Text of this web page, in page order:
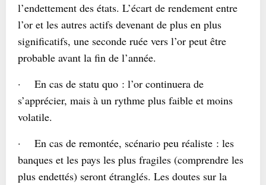
l’endettement des états. L’écart de rendement entre
l’or et les autres actifs devenant de plus en plus
significatifs, une seconde ruée vers l’or peut être
probable avant la fin de l’année.
· En cas de statu quo : l’or continuera de
s’apprécier, mais à un rythme plus faible et moins
volatile.
· En cas de remontée, scénario peu réaliste : les
banques et les pays les plus fragiles (comprendre les
plus endettés) seront étranglés. Les doutes sur la